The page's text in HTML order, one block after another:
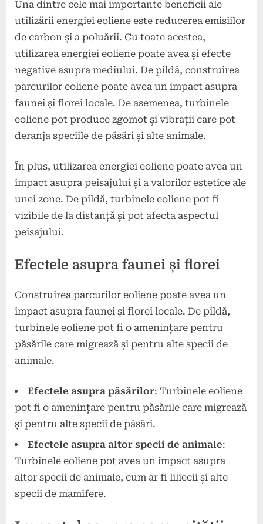
Una dintre cele mai importante beneficii ale
utilizării energiei eoliene este reducerea emisiilor
de carbon și a poluării. Cu toate acestea,
utilizarea energiei eoliene poate avea și efecte
negative asupra mediului. De pildă, construirea
parcurilor eoliene poate avea un impact asupra
faunei și florei locale. De asemenea, turbinele
eoliene pot produce zgomot și vibrații care pot
deranja speciile de păsări și alte animale.
În plus, utilizarea energiei eoliene poate avea un
impact asupra peisajului și a valorilor estetice ale
unei zone. De pildă, turbinele eoliene pot fi
vizibile de la distanță și pot afecta aspectul
peisajului.
Efectele asupra faunei și florei
Construirea parcurilor eoliene poate avea un
impact asupra faunei și florei locale. De pildă,
turbinele eoliene pot fi o amenințare pentru
păsările care migrează și pentru alte specii de
animale.
Efectele asupra păsărilor: Turbinele eoliene
pot fi o amenințare pentru păsările care migrează
și pentru alte specii de păsări.
Efectele asupra altor specii de animale:
Turbinele eoliene pot avea un impact asupra
altor specii de animale, cum ar fi liliecii și alte
specii de mamifere.